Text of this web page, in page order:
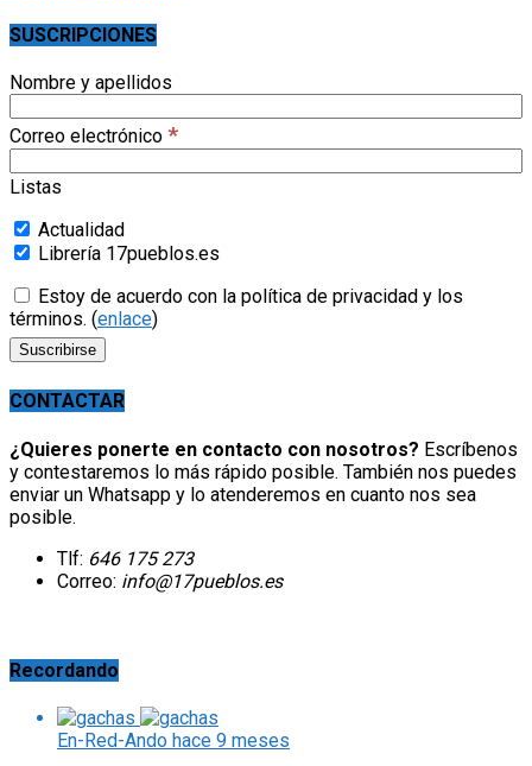
SUSCRIPCIONES
Nombre y apellidos
Correo electrónico *
Listas
Actualidad
Librería 17pueblos.es
Estoy de acuerdo con la política de privacidad y los
términos. (enlace)
CONTACTAR
¿Quieres ponerte en contacto con nosotros? Escríbenos
y contestaremos lo más rápido posible. También nos puedes
enviar un Whatsapp y lo atenderemos en cuanto nos sea
posible.
Tlf: 646 175 273
Correo: info@17pueblos.es
Recordando
En-Red-Ando hace 9 meses